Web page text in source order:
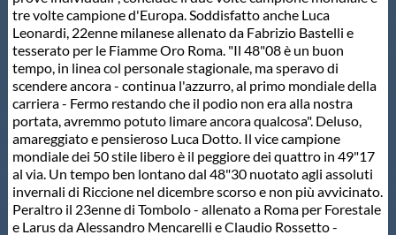
Videogallery
Intranet
Webmail
Contatti
tre volte campione d'Europa. Soddisfatto anche Luca
Leonardi, 22enne milanese allenato da Fabrizio Bastelli e
tesserato per le Fiamme Oro Roma. "Il 48"08 è un buon
tempo, in linea col personale stagionale, ma speravo di
scendere ancora - continua l'azzurro, al primo mondiale della
carriera - Fermo restando che il podio non era alla nostra
portata, avremmo potuto limare ancora qualcosa". Deluso,
amareggiato e pensieroso Luca Dotto. Il vice campione
mondiale dei 50 stile libero è il peggiore dei quattro in 49"17
al via. Un tempo ben lontano dal 48"30 nuotato agli assoluti
invernali di Riccione nel dicembre scorso e non più avvicinato.
Peraltro il 23enne di Tombolo - allenato a Roma per Forestale
e Larus da Alessandro Mencarelli e Claudio Rossetto -